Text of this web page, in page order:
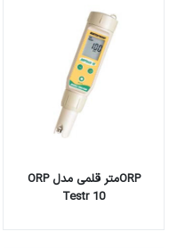
ORPمتر قلمی مدل ORP
Testr 10